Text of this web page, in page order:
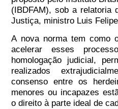
(IBDFAM), sob a relatoria
Justiça, ministro Luis
A nova norma tem como
acelerar esses
homologação judicial,
realizados
consenso entre os
menores ou incapazes
o direito à parte ideal de